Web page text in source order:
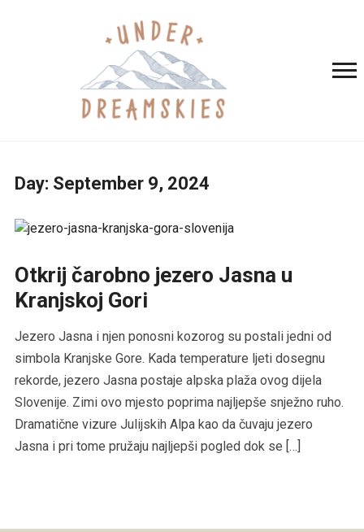
Day: September 9, 2024
Otkrij čarobno jezero Jasna u
Kranjskoj Gori
Jezero Jasna i njen ponosni kozorog su postali jedni od
simbola Kranjske Gore. Kada temperature ljeti dosegnu
rekorde, jezero Jasna postaje alpska plaža ovog dijela
Slovenije. Zimi ovo mjesto poprima najljepše snježno ruho.
Dramatične vizure Julijskih Alpa kao da čuvaju jezero
Jasna i pri tome pružaju najljepši pogled dok se […]